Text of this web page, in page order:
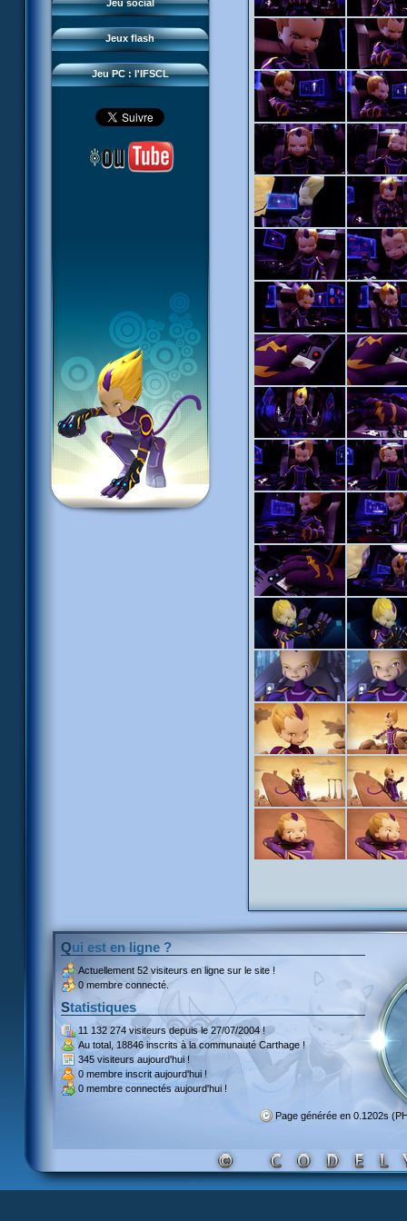
Jeu social
Jeux flash
Sector 2 Escape
Jeu PC : l'IFSCL
Téléchargements
Réseau IFSCL
Qui est en ligne ?
Actuellement 52 visiteurs en ligne sur le site !
0 membre connecté.
Statistiques
11 132 274 visiteursdepuis le 27/07/2004 !
Au total, 18846 inscritsà la communauté Carthage !
345 visiteurs aujourd'hui !
0 membre inscrit aujourd'hui !
0 membre connectés aujourd'hui !
Page générée en 0.1202s